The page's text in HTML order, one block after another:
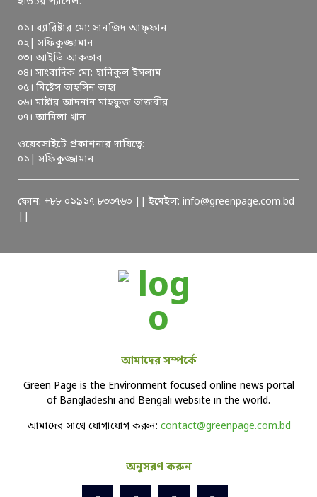
০১। ব্যারিষ্টার মো: সানজিদ আফ্ফান
০২| সফিকুজ্জামান
০৩। আইভি আকতার
০৪। সাংবাদিক মো: হানিকুল ইসলাম
০৫। মিষ্টেস তাহসিন তাহা
০৬। মাষ্টার আদনান মাহফুজ তাজবীর
০৭। আমিলা খান
ওয়েবসাইটে প্রকাশনার দায়িত্বে:
০১| সফিকুজ্জামান
ফোন: +৮৮ ০১৯১৭ ৮৩৩৭৬৩ || ইমেইল: info@greenpage.com.bd
আমাদের সম্পর্কে
Green Page is the Environment focused online news portal
of Bangladeshi and Bengali website in the world.
আমাদের সাথে যোগাযোগ করুন: contact@greenpage.com.bd
অনুসরণ করুন